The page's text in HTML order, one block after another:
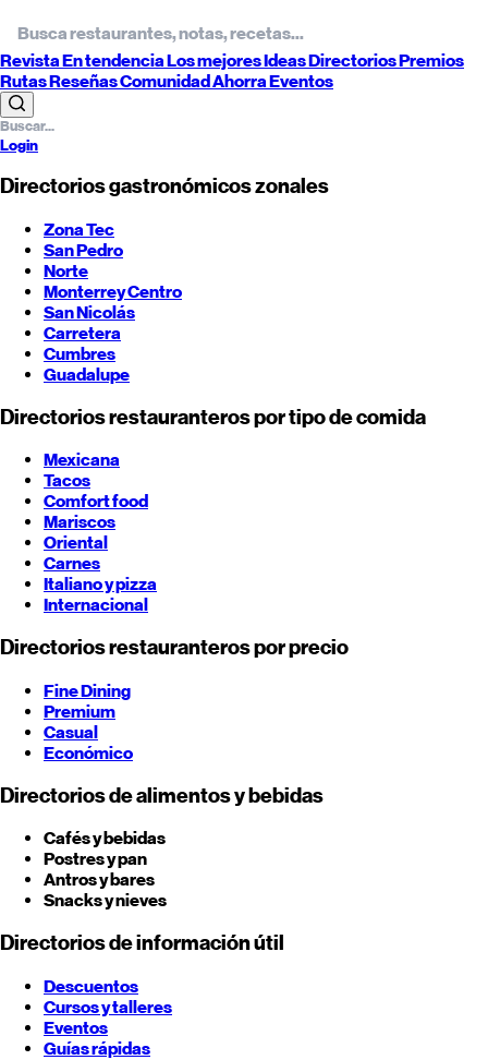
RevistaEn tendenciaLos mejoresIdeasDirectoriosPremios
RutasReseñasComunidadAhorraEventos
Login
Directorios gastronómicos zonales
Zona Tec
San Pedro
Norte
MonterreyCentro
San Nicolás
Carretera
Cumbres
Guadalupe
Directorios restauranteros por tipo de comida
Mexicana
Tacos
Comfort food
Mariscos
Oriental
Carnes
Italiano y pizza
Internacional
Directorios restauranteros por precio
Fine Dining
Premium
Casual
Económico
Directorios de alimentos y bebidas
Cafés y bebidas
Postres y pan
Antros y bares
Snacks y nieves
Directorios de información útil
Descuentos
Cursos y talleres
Eventos
Guías rápidas